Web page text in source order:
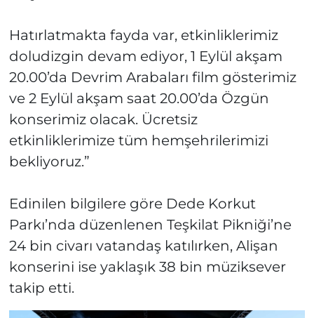
Hatırlatmakta fayda var, etkinliklerimiz
doludizgin devam ediyor, 1 Eylül akşam
20.00’da Devrim Arabaları film gösterimiz
ve 2 Eylül akşam saat 20.00’da Özgün
konserimiz olacak. Ücretsiz
etkinliklerimize tüm hemşehrilerimizi
bekliyoruz.”
Edinilen bilgilere göre Dede Korkut
Parkı’nda düzenlenen Teşkilat Pikniği’ne
24 bin civarı vatandaş katılırken, Alişan
konserini ise yaklaşık 38 bin müziksever
takip etti.